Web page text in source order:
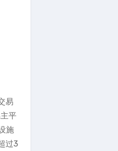
易
平
施
过3